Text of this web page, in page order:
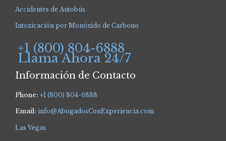
Accidentes de Autobús
Intoxicación por Monóxido de Carbono
+1 (800) 804-6888
Llama Ahora 24/7
Información de Contacto
Phone: +1 (800) 804-6888
Email: info@AbogadosConExperiencia.com
Las Vegas